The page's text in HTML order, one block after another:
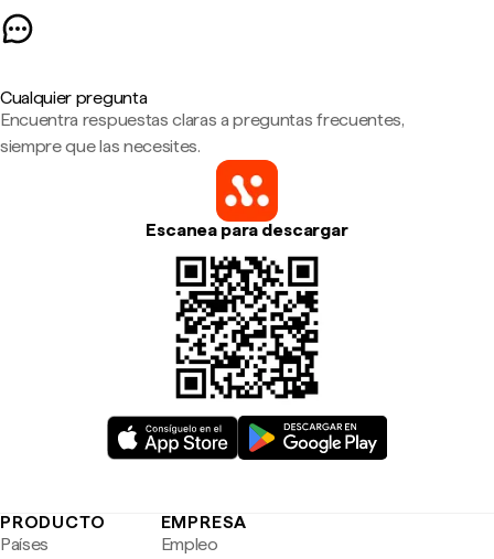
Cualquier pregunta
Encuentra respuestas claras a preguntas frecuentes,
siempre que las necesites.
Escanea para descargar
PRODUCTO
Países
EMPRESA
Empleo